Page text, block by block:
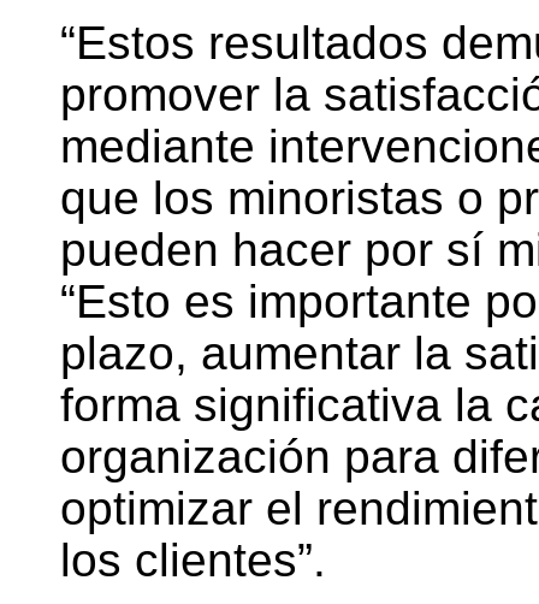
“Estos resultados
promover la
mediante
que los minoristas o
pueden hacer por sí
“Esto es importante
plazo, aumentar la
forma significativa la
organización para
optimizar el
los clientes”.